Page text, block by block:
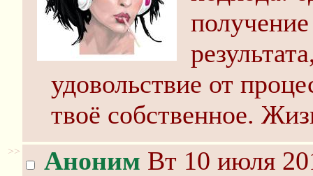
удовольствие от
твоё собственное.
>> Аноним Вт 10 июля